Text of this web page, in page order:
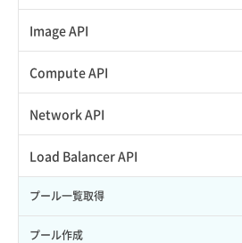
Credential作成
Credential削除
サブユーザーにロールを紐づけ
サブユーザー一覧取得
スナップショット一覧取得
スナップショット作成
スナップショット削除
Image API
ISOイメージアップロード
ISOイメージ作成
イメージ一覧取得
イメージ保存使用量取得
イメージ保存容量取得
Compute API
ISOイメージ挿入/排出
SSHキーペア一覧取得
SSHキーペア作成
SSHキーペア削除
Network API
QoSポリシー一覧取得
QoSポリシー詳細取得
サブネット一覧取得
Load Balancer API
プール一覧取得
プール作成